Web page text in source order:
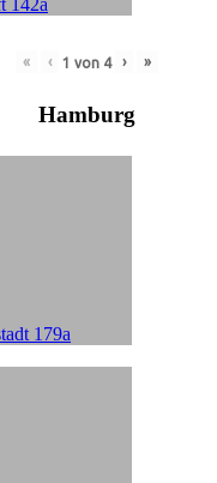
« ‹ 1 von 4 › »
Hamburg